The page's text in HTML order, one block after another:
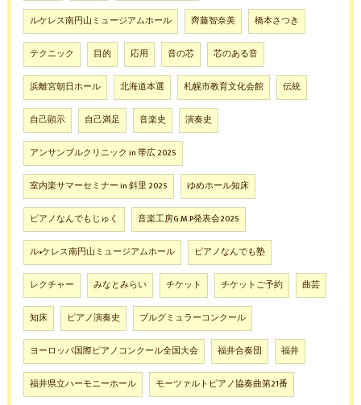
ルケレス南円山ミュージアムホール 齊藤智奈美 橋本さつき
テクニック 目的 応用 音の芯 芯のある音
浜離宮朝日ホール 北海道本選 札幌市教育文化会館 伝統
自己顕示 自己満足 音楽史 演奏史
アンサンブルクリニック in 帯広 2025
室内楽サマーセミナー in 斜里 2025 ゆめホール知床
ピアノなんでもじゅく 音楽工房G.M.P発表会2025
ル•ケレス南円山ミュージアムホール ピアノなんでも塾
レクチャー みなとみらい チケット チケットご予約 曲芸
知床 ピアノ演奏史 ブルグミュラーコンクール
ヨーロッパ国際ピアノコンクール全国大会 福井合奏団 福井
福井県立ハーモニーホール モーツァルトピアノ協奏曲第21番